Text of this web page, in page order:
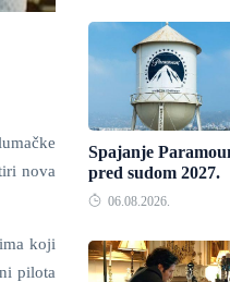
nova
koji
pilota
Spajanje
pred sudom 2027.
06.08.2026.